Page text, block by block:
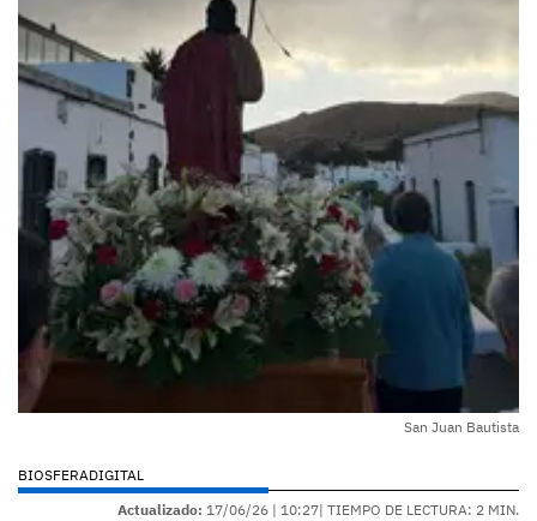
San Juan Bautista
BIOSFERADIGITAL
Actualizado: 17/06/26 | 10:27| TIEMPO DE LECTURA: 2 MIN.